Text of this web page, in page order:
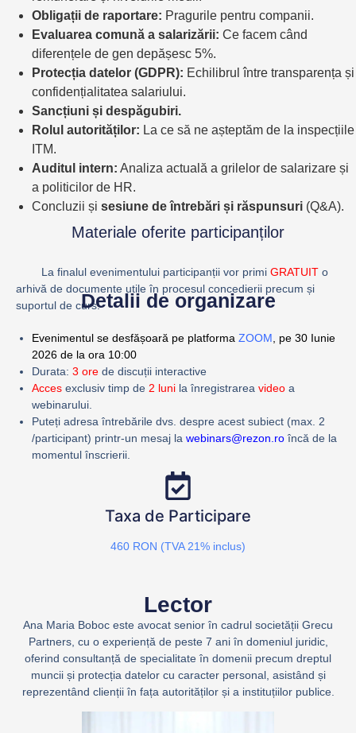
Obligații de raportare: Pragurile pentru companii.
Evaluarea comună a salarizării: Ce facem când
diferențele de gen depășesc 5%.
Protecția datelor (GDPR): Echilibrul între transparența și
confidențialitatea salariului.
Sancțiuni și despăgubiri.
Rolul autorităților: La ce să ne așteptăm de la inspecțiile
ITM.
Auditul intern: Analiza actuală a grilelor de salarizare și
a politicilor de HR.
Concluzii și sesiune de întrebări și răspunsuri (Q&A).
Materiale oferite participanților
La finalul evenimentului participanții vor primi GRATUIT o
arhivă de documente utile în procesul concedierii precum și
suportul de curs.Detalii de organizare
Evenimentul se desfășoară pe platforma ZOOM, pe 30 Iunie
2026 de la ora 10:00
Durata: 3 ore de discuții interactive
Acces exclusiv timp de 2 luni la înregistrarea video a
webinarului.
Puteți adresa întrebările dvs. despre acest subiect (max. 2
/participant) printr-un mesaj la webinars@rezon.ro încă de la
momentul înscrierii.
Taxa de Participare
460 RON (TVA 21% inclus)
Lector
Ana Maria Boboc este avocat senior în cadrul societății Grecu
Partners, cu o experiență de peste 7 ani în domeniul juridic,
oferind consultanță de specialitate în domenii precum dreptul
muncii și protecția datelor cu caracter personal, asistând și
reprezentând clienții în fața autorităților și a instituțiilorpublice.